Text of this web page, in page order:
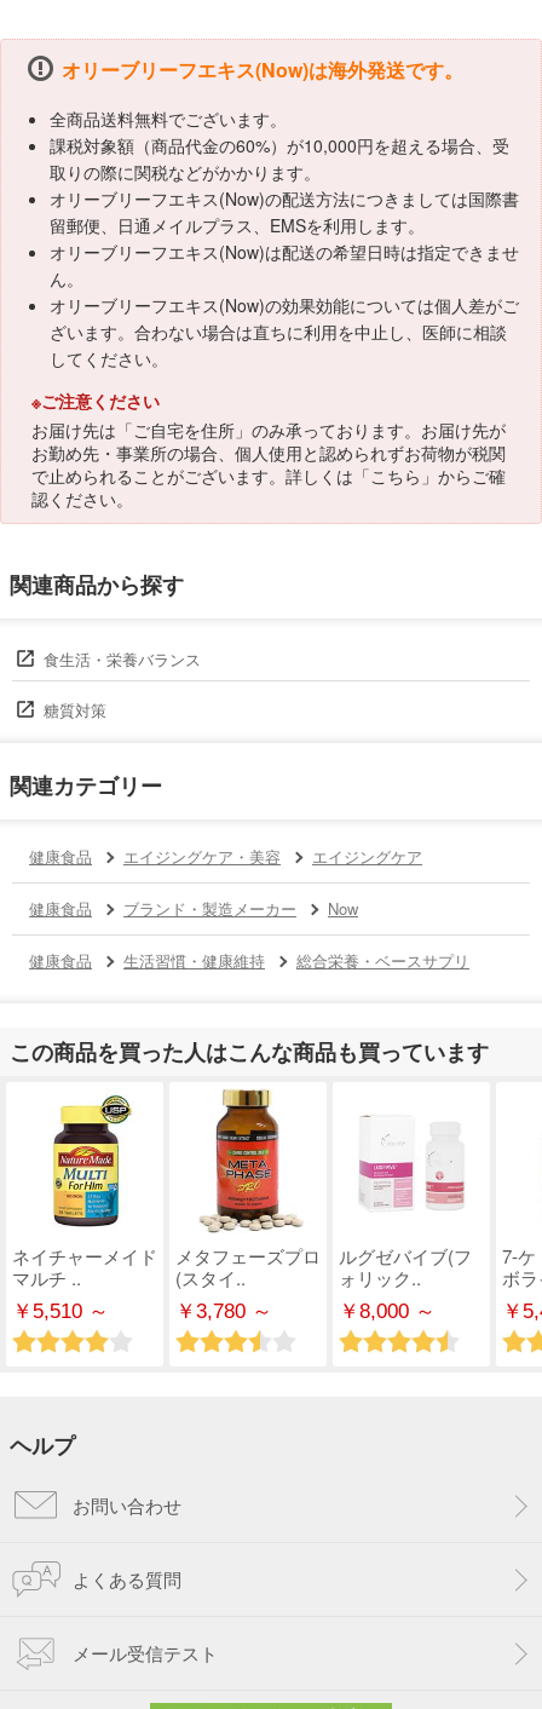
オリーブリーフエキス(Now)は海外発送です。
全商品送料無料でございます。
課税対象額（商品代金の60%）が10,000円を超える場合、受
取りの際に関税などがかかります。
オリーブリーフエキス(Now)の配送方法につきましては国際書
留郵便、日通メイルプラス、EMSを利用します。
オリーブリーフエキス(Now)は配送の希望日時は指定できませ
ん。
オリーブリーフエキス(Now)の効果効能については個人差がご
ざいます。合わない場合は直ちに利用を中止し、医師に相談
してください。
※ご注意ください
お届け先は「ご自宅を住所」のみ承っております。お届け先が
お勤め先・事業所の場合、個人使用と認められずお荷物が税関
で止められることがございます。詳しくは「こちら 」からご確
認ください。
関連商品から探す
食生活・栄養バランス
糖質対策
関連カテゴリー
健康食品 エイジングケア・美容 エイジングケア
健康食品 ブランド・製造メーカー Now
健康食品 生活習慣・健康維持 総合栄養・ベースサプリ
この商品を買った人はこんな商品も買っています
ネイチャーメイド
マルチ ..
￥5,510 ～
メタフェーズプロ
(スタイ..
￥3,780 ～
ルグゼバイブ(フ
ォリック..
￥8,000 ～
7-ケ
ボ
￥
ヘルプ
お問い合わせ
よくある質問
メール受信テスト